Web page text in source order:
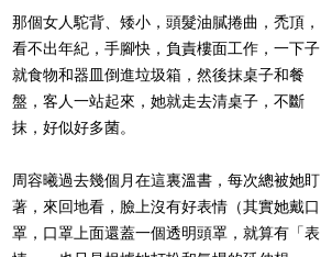
那個女人駝背、矮小，頭髮油膩捲曲，禿頂，
看不出年紀，手腳快，負責樓面工作，一下子
就食物和器皿倒進垃圾箱，然後抹桌子和餐
盤，客人一站起來，她就走去清桌子，不斷
抹，好似好多菌。
周容曦過去幾個月在這裏溫書，每次總被她盯
著，來回地看，臉上沒有好表情（其實她戴口
罩，口罩上面還蓋一個透明頭罩，就算有「表